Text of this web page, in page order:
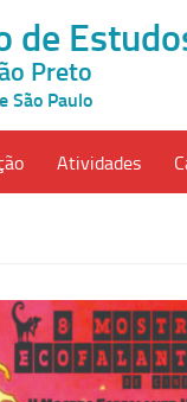
de
Preto
São Paulo
Atividades